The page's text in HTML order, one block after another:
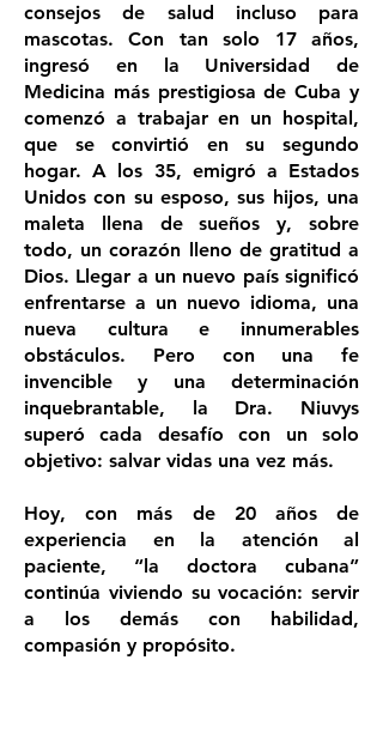
consejos de salud incluso para
mascotas. Con tan solo 17 años,
ingresó en la Universidad de
Medicina más prestigiosa de Cuba y
comenzó a trabajar en un hospital,
que se convirtió en su segundo
hogar. A los 35, emigró a Estados
Unidos con su esposo, sus hijos, una
maleta llena de sueños y, sobre
todo, un corazón lleno de gratitud a
Dios. Llegar a un nuevo país significó
enfrentarse a un nuevo idioma, una
nueva cultura e innumerables
obstáculos. Pero con una fe
invencible y una determinación
inquebrantable, la Dra. Niuvys
superó cada desafío con un solo
objetivo: salvar vidas una vez más.
Hoy, con más de 20 años de
experiencia en la atención al
paciente, “la doctora cubana”
continúa viviendo su vocación: servir
a los demás con habilidad,
compasión y propósito.